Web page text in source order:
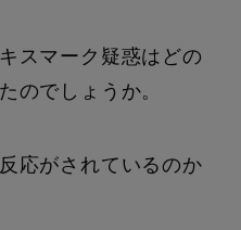
スマーク疑惑はどの
のでしょうか。
応がされているのか